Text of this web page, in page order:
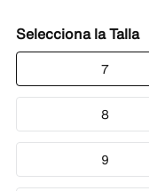
Talla
7
8
9